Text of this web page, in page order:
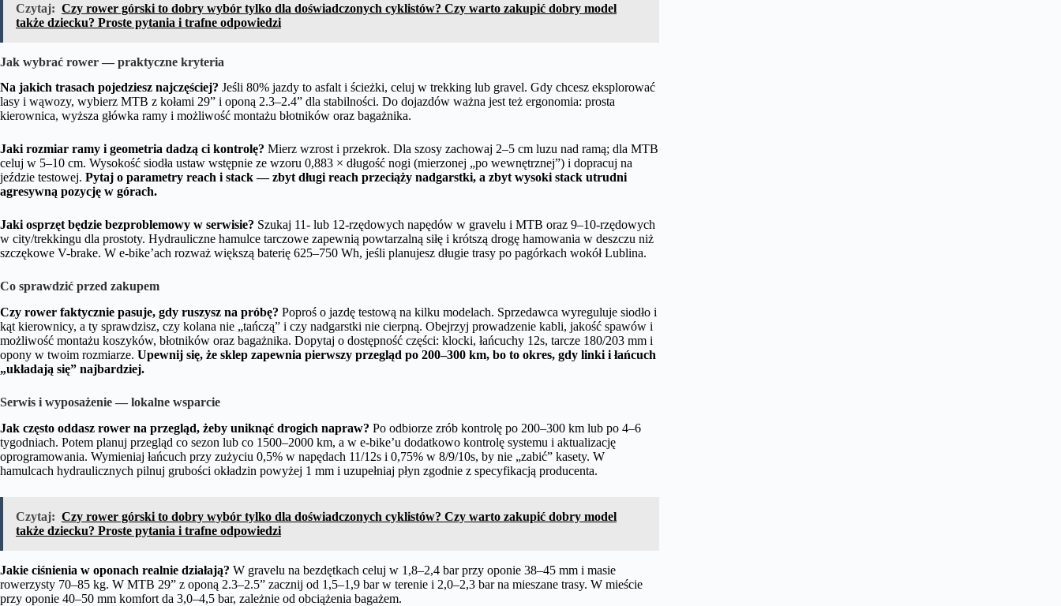
Czytaj: Czy rower górski to dobry wybór tylko dla doświadczonych cyklistów? Czy warto zakupić dobry model
także dziecku? Proste pytania i trafne odpowiedzi
Jak wybrać rower — praktyczne kryteria
Na jakich trasach pojedziesz najczęściej? Jeśli 80% jazdy to asfalt i ścieżki, celuj w trekking lub gravel. Gdy chcesz eksplorować
lasy i wąwozy, wybierz MTB z kołami 29” i oponą 2.3–2.4” dla stabilności. Do dojazdów ważna jest też ergonomia: prosta
kierownica, wyższa główka ramy i możliwość montażu błotników oraz bagażnika.
Jaki rozmiar ramy i geometria dadzą ci kontrolę? Mierz wzrost i przekrok. Dla szosy zachowaj 2–5 cm luzu nad ramą; dla MTB
celuj w 5–10 cm. Wysokość siodła ustaw wstępnie ze wzoru 0,883 × długość nogi (mierzonej „po wewnętrznej”) i dopracuj na
jeździe testowej. Pytaj o parametry reach i stack — zbyt długi reach przeciąży nadgarstki, a zbyt wysoki stack utrudni
agresywną pozycję w górach.
Jaki osprzęt będzie bezproblemowy w serwisie? Szukaj 11- lub 12-rzędowych napędów w gravelu i MTB oraz 9–10-rzędowych
w city/trekkingu dla prostoty. Hydrauliczne hamulce tarczowe zapewnią powtarzalną siłę i krótszą drogę hamowania w deszczu niż
szczękowe V-brake. W e-bike’ach rozważ większą baterię 625–750 Wh, jeśli planujesz długie trasy po pagórkach wokół Lublina.
Co sprawdzić przed zakupem
Czy rower faktycznie pasuje, gdy ruszysz na próbę? Poproś o jazdę testową na kilku modelach. Sprzedawca wyreguluje siodło i
kąt kierownicy, a ty sprawdzisz, czy kolana nie „tańczą” i czy nadgarstki nie cierpną. Obejrzyj prowadzenie kabli, jakość spawów i
możliwość montażu koszyków, błotników oraz bagażnika. Dopytaj o dostępność części: klocki, łańcuchy 12s, tarcze 180/203 mm i
opony w twoim rozmiarze. Upewnij się, że sklep zapewnia pierwszy przegląd po 200–300 km, bo to okres, gdy linki i łańcuch
„układają się” najbardziej.
Serwis i wyposażenie — lokalne wsparcie
Jak często oddasz rower na przegląd, żeby uniknąć drogich napraw? Po odbiorze zrób kontrolę po 200–300 km lub po 4–6
tygodniach. Potem planuj przegląd co sezon lub co 1500–2000 km, a w e-bike’u dodatkowo kontrolę systemu i aktualizację
oprogramowania. Wymieniaj łańcuch przy zużyciu 0,5% w napędach 11/12s i 0,75% w 8/9/10s, by nie „zabić” kasety. W
hamulcach hydraulicznych pilnuj grubości okładzin powyżej 1 mm i uzupełniaj płyn zgodnie z specyfikacją producenta.
Czytaj: Czy rower górski to dobry wybór tylko dla doświadczonych cyklistów? Czy warto zakupić dobry model
także dziecku? Proste pytania i trafne odpowiedzi
Jakie ciśnienia w oponach realnie działają? W gravelu na bezdętkach celuj w 1,8–2,4 bar przy oponie 38–45 mm i masie
rowerzysty 70–85 kg. W MTB 29” z oponą 2.3–2.5” zacznij od 1,5–1,9 bar w terenie i 2,0–2,3 bar na mieszane trasy. W mieście
przy oponie 40–50 mm komfort da 3,0–4,5 bar, zależnie od obciążenia bagażem.